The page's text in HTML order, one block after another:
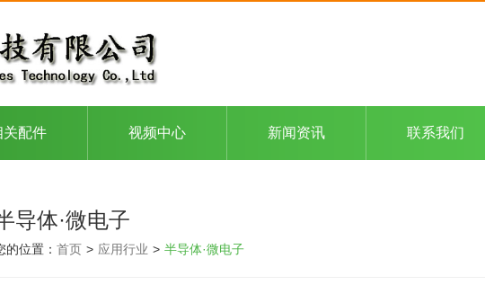
关配件 视频中心 新闻资讯 联系我们
导体·微电子
的位置： 首页 > 应用行业 > 半导体·微电子